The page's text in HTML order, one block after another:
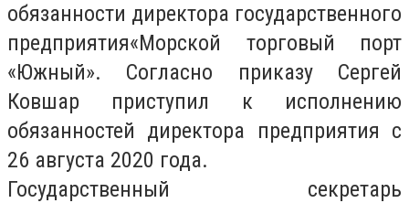
обязанности директора государственного
предприятия«Морской торговый порт
«Южный». Согласно приказу Сергей
Ковшар приступил к исполнению
обязанностей директора предприятия с
26 августа 2020 года.
Государственный секретарь